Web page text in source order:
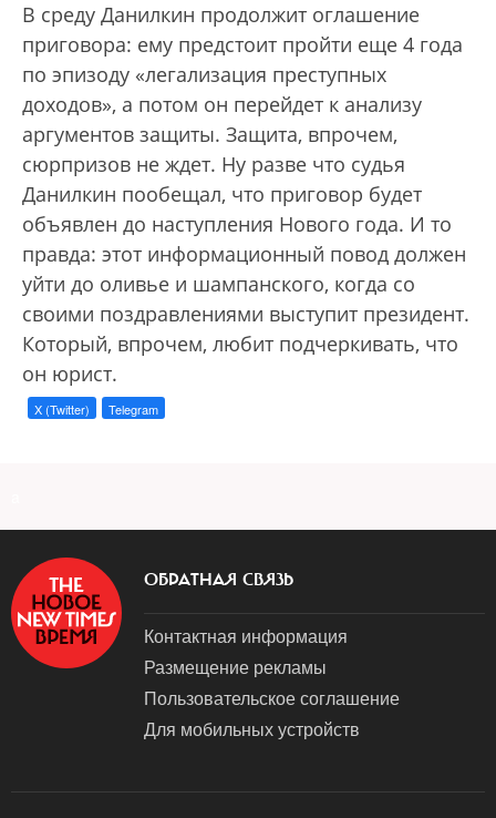
В среду Данилкин продолжит оглашение
приговора: ему предстоит пройти еще 4 года
по эпизоду «легализация преступных
доходов», а потом он перейдет к анализу
аргументов защиты. Защита, впрочем,
сюрпризов не ждет. Ну разве что судья
Данилкин пообещал, что приговор будет
объявлен до наступления Нового года. И то
правда: этот информационный повод должен
уйти до оливье и шампанского, когда со
своими поздравлениями выступит президент.
Который, впрочем, любит подчеркивать, что
он юрист.
X (Twitter) Telegram
ОБРАТНАЯ СВЯЗЬ
Контактная информация
Размещение рекламы
Пользовательское соглашение
Для мобильных устройств